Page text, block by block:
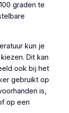
graden te
kun je
Dit kan
ook bij het
gebruikt op
is,
op een